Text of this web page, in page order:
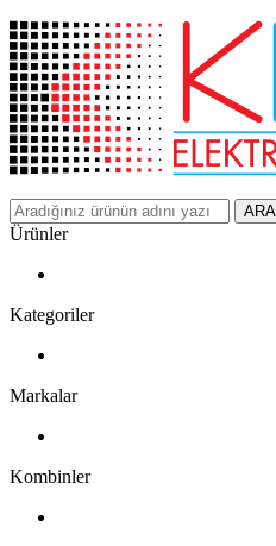
ARA
Ürünler
Kategoriler
Markalar
Kombinler